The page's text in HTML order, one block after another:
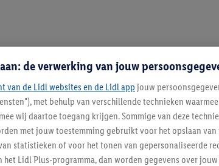
de verwerking van jouw
van de Lidl websites en de Lidl app jouw
met behulp van verschillende technieken
wij daartoe toegang krijgen. Sommige van deze
met jouw toestemming gebruikt voor het opslaan
statistieken of voor het tonen van gepersonaliseerde
het Lidl Plus-programma, dan worden gegevens over